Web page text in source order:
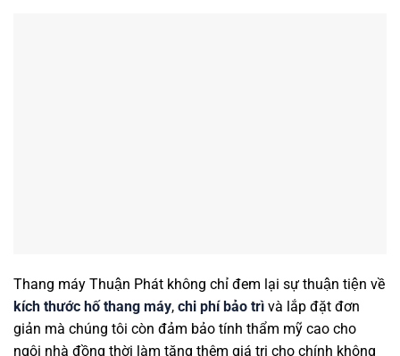
Thang máy Thuận Phát không chỉ đem lại sự thuận tiện về
kích thước hố thang máy, chi phí bảo trì và lắp đặt đơn
giản mà chúng tôi còn đảm bảo tính thẩm mỹ cao cho
ngôi nhà đồng thời làm tăng thêm giá trị cho chính không